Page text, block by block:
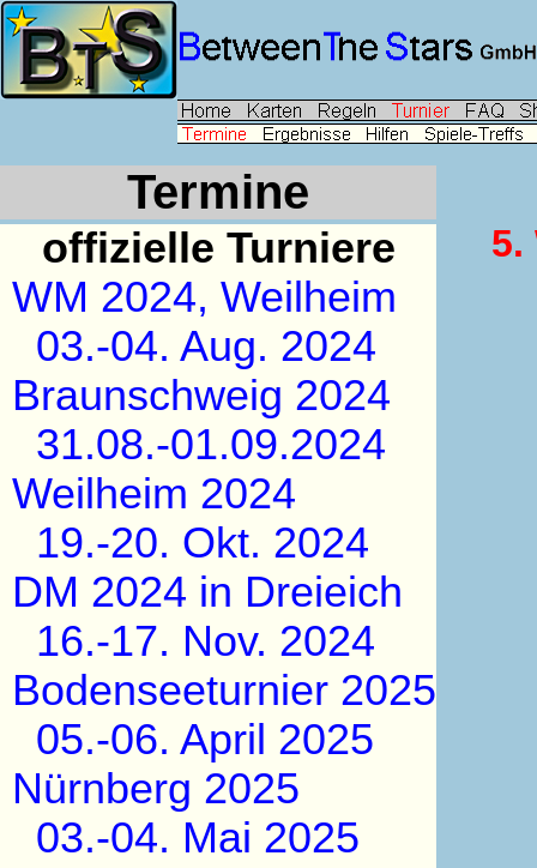
Termine
offizielle Turniere
WM 2024, Weilheim
03.-04. Aug. 2024
Braunschweig 2024
31.08.-01.09.2024
Weilheim 2024
19.-20. Okt. 2024
DM 2024 in Dreieich
16.-17. Nov. 2024
Bodenseeturnier 2025
05.-06. April 2025
Nürnberg 2025
03.-04. Mai 2025
5.